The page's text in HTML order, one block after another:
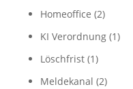
Homeoffice (2)
KI Verordnung(1)
Löschfrist(1)
Meldekanal (2)